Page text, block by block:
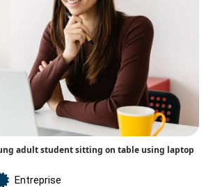
adult student sitting on table using laptop
Entreprise